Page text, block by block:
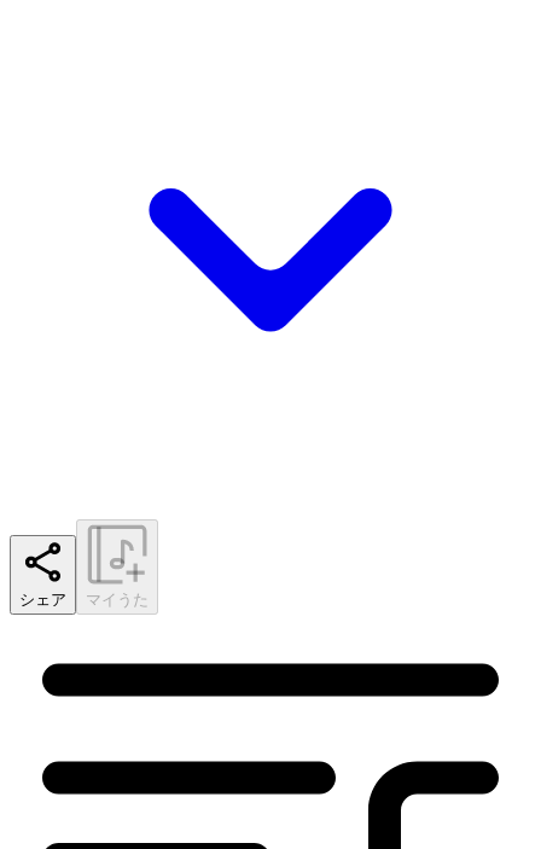
シェア マイうた